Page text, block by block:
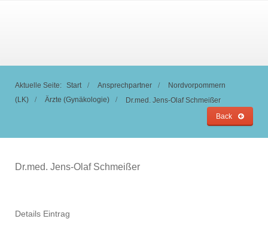
Aktuelle Seite: Start Ansprechpartner
Nordvorpommern
(LK)
Ärzte (Gynäkologie) Dr.med. Jens-Olaf Schmeißer
Back
Dr.med. Jens-Olaf Schmeißer
Details Eintrag